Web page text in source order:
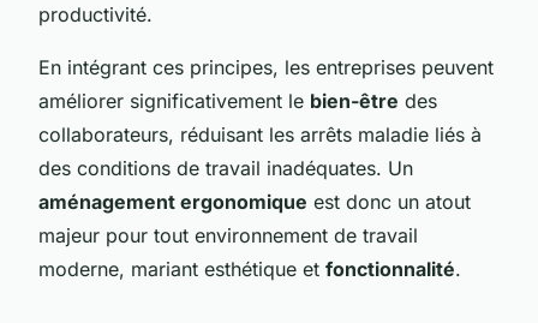
productivité.
En intégrant ces principes, les entreprises peuvent
améliorer significativement le bien-être des
collaborateurs, réduisant les arrêts maladie liés à
des conditions de travail inadéquates. Un
aménagement ergonomique est donc un atout
majeur pour tout environnement de travail
moderne, mariant esthétique et fonctionnalité.